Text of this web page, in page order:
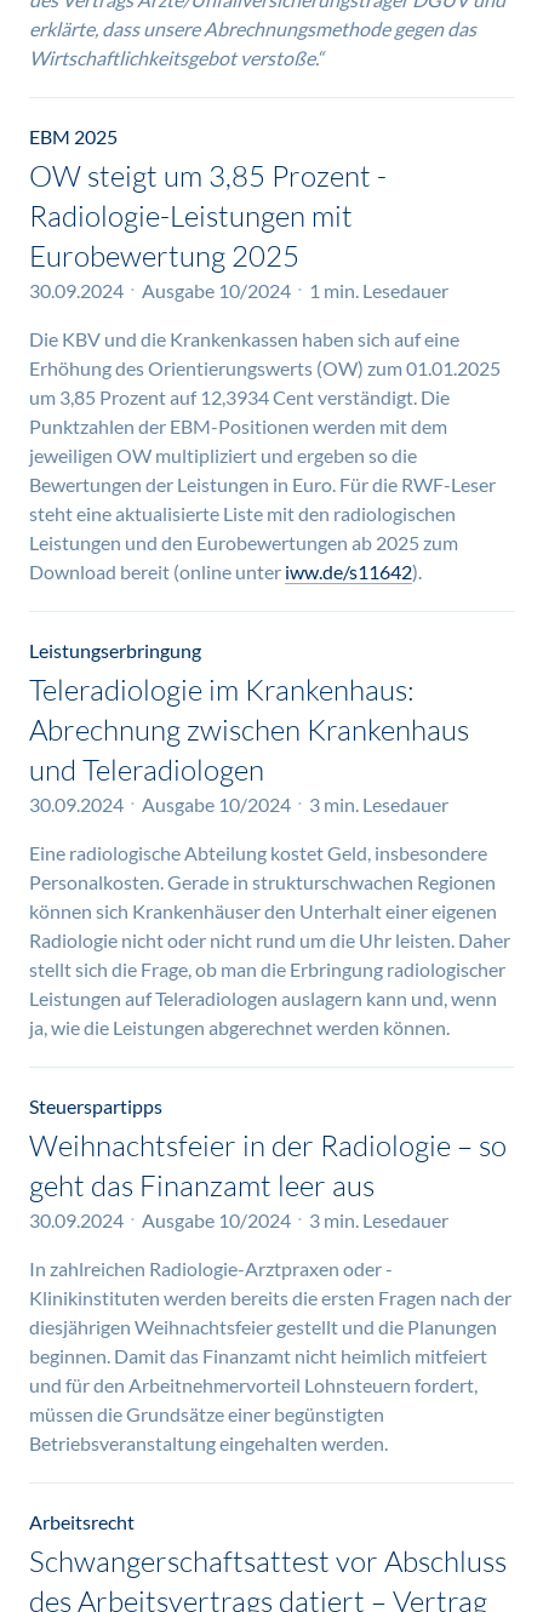
erklärte, dass unsere Abrechnungsmethode gegen das
Wirtschaftlichkeitsgebot verstoße.“
EBM 2025
OW steigt um 3,85 Prozent -
Radiologie-Leistungen mit
Eurobewertung 2025
30.09.2024 Ausgabe 10/2024 1 min. Lesedauer
Die KBV und die Krankenkassen haben sich auf eine
Erhöhung des Orientierungswerts (OW) zum 01.01.2025
um 3,85 Prozent auf 12,3934 Cent verständigt. Die
Punktzahlen der EBM-Positionen werden mit dem
jeweiligen OW multipliziert und ergeben so die
Bewertungen der Leistungen in Euro. Für die RWF-Leser
steht eine aktualisierte Liste mit den radiologischen
Leistungen und den Eurobewertungen ab 2025 zum
Download bereit (online unter iww.de/s11642).
Leistungserbringung
Teleradiologie im Krankenhaus:
Abrechnung zwischen Krankenhaus
und Teleradiologen
30.09.2024 Ausgabe 10/2024 3 min. Lesedauer
Eine radiologische Abteilung kostet Geld, insbesondere
Personalkosten. Gerade in strukturschwachen Regionen
können sich Krankenhäuser den Unterhalt einer eigenen
Radiologie nicht oder nicht rund um die Uhr leisten. Daher
stellt sich die Frage, ob man die Erbringung radiologischer
Leistungen auf Teleradiologen auslagern kann und, wenn
ja, wie die Leistungen abgerechnet werden können.
Steuerspartipps
Weihnachtsfeier in der Radiologie – so
geht das Finanzamt leer aus
30.09.2024 Ausgabe 10/2024 3 min. Lesedauer
In zahlreichen Radiologie-Arztpraxen oder -
Klinikinstituten werden bereits die ersten Fragen nach der
diesjährigen Weihnachtsfeier gestellt und die Planungen
beginnen. Damit das Finanzamt nicht heimlich mitfeiert
und für den Arbeitnehmervorteil Lohnsteuern fordert,
müssen die Grundsätze einer begünstigten
Betriebsveranstaltung eingehalten werden.
Arbeitsrecht
Schwangerschaftsattest vor Abschluss
des Arbeitsvertrags datiert – Vertrag